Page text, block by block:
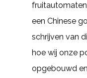
een Chinese
schrijven van
hoe wij onze
opgebouwd